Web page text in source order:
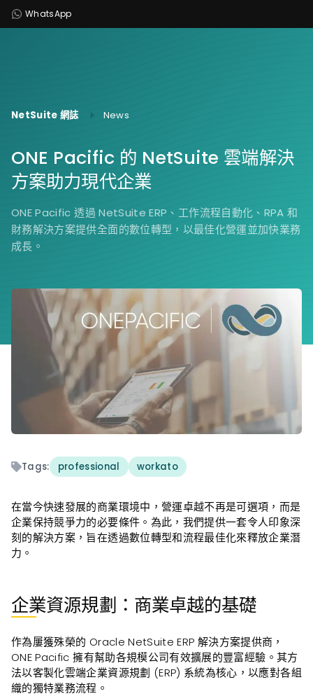
WhatsApp
NetSuite 網誌 News
ONE Pacific 的 NetSuite 雲端解決
方案助力現代企業
ONE Pacific 透過 NetSuite ERP、工作流程自動化、RPA 和
財務解決方案提供全面的數位轉型，以最佳化營運並加快業務
成長。
Tags: professional workato
在當今快速發展的商業環境中，營運卓越不再是可選項，而是
企業保持競爭力的必要條件。為此，我們提供一套令人印象深
刻的解決方案，旨在透過數位轉型和流程最佳化來釋放企業潛
力。
企業資源規劃：商業卓越的基礎
作為屢獲殊榮的 Oracle NetSuite ERP 解決方案提供商，
ONE Pacific 擁有幫助各規模公司有效擴展的豐富經驗。其方
法以客製化雲端企業資源規劃 (ERP) 系統為核心，以應對各組
織的獨特業務流程。